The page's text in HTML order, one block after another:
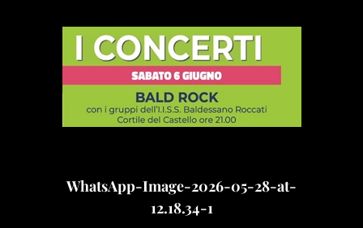
WhatsApp-Image-2026-05-28-at-
12.18.34-1